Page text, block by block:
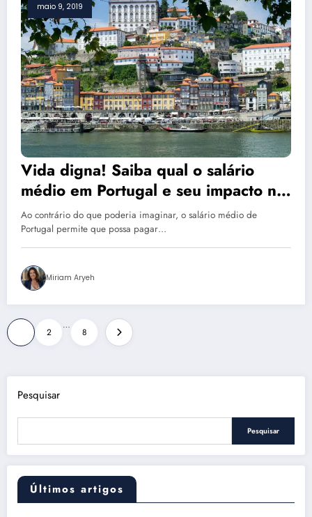
maio 9, 2019
Vida digna! Saiba qual o salário
médio em Portugal e seu impacto no
aluguel das casas
Ao contrário do que poderia imaginar, o salário médio de
Portugal permite que possa pagar…
Miriam Aryeh
Paginação
de
posts
2
…
8
Pesquisar
Pesquisar
Últimos artigos